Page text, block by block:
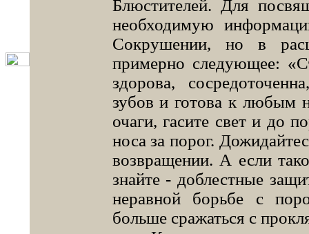
Блюстителей. Для
необхо­димую
Сокрушении, но в
примерно следующее:
здорова,
зубов и готова к любым
очаги, гасите свет и до
носа за порог.
возвращении. А если
знайте - доблестные
неравной борьбе с
больше сра­жаться с